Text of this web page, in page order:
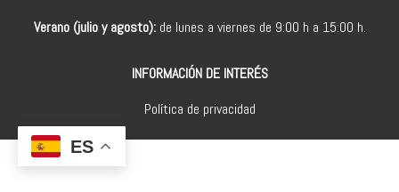
Verano (julio y agosto):de lunes a viernes de 9:00 h a 15:00 h.
INFORMACIÓN DE INTERÉS
Política de privacidad
ES